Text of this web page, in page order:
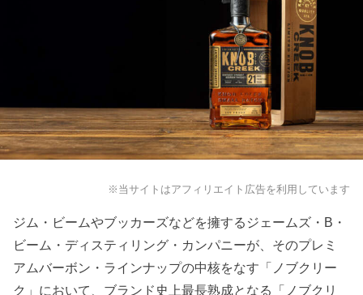
※当サイトはアフィリエイト広告を利用しています
ジム・ビームやブッカーズなどを擁するジェームズ・B・
ビーム・ディスティリング・カンパニーが、そのプレミ
アムバーボン・ラインナップの中核をなす「ノブクリー
ク」において、ブランド史上最長熟成となる「ノブクリ